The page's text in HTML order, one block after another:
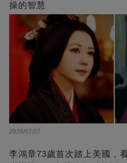
操的智慧
2026/07/27
李鴻章73歲首次踏上美國，